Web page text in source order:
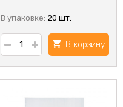
В упаковке: 20 шт.
В корзину